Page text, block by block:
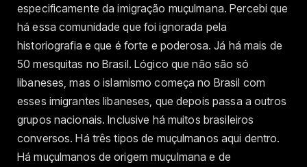
especificamente da imigração muçulmana. Percebi que
há essa comunidade que foi ignorada pela
historiografia e que é forte e poderosa. Já há mais de
50 mesquitas no Brasil. Lógico que não são só
libaneses, mas o islamismo começa no Brasil com
esses imigrantes libaneses, que depois passa a outros
grupos nacionais. Inclusive há muitos brasileiros
conversos. Há três tipos de muçulmanos aqui dentro.
Há muçulmanos de origem muçulmana e de